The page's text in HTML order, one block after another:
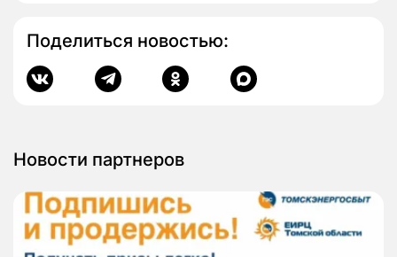
Поделиться новостью:
Новости партнеров